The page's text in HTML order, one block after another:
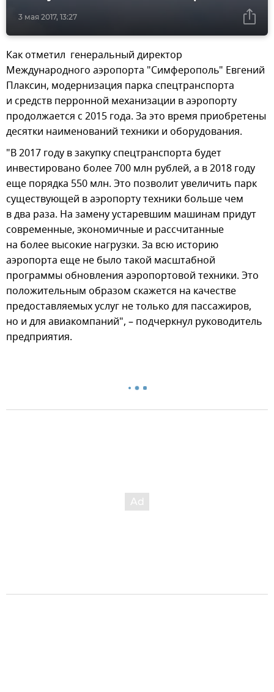
3 мая 2017, 13:27
Как отметил генеральный директор
Международного аэропорта "Симферополь" Евгений
Плаксин, модернизация парка спецтранспорта
и средств перронной механизации в аэропорту
продолжается с 2015 года. За это время приобретены
десятки наименований техники и оборудования.
"В 2017 году в закупку спецтранспорта будет
инвестировано более 700 млн рублей, а в 2018 году
еще порядка 550 млн. Это позволит увеличить парк
существующей в аэропорту техники больше чем
в два раза. На замену устаревшим машинам придут
современные, экономичные и рассчитанные
на более высокие нагрузки. За всю историю
аэропорта еще не было такой масштабной
программы обновления аэропортовой техники. Это
положительным образом скажется на качестве
предоставляемых услуг не только для пассажиров,
но и для авиакомпаний", – подчеркнул руководитель
предприятия.